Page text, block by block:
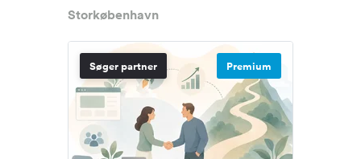
Storkøbenhavn
Søger partner Premium